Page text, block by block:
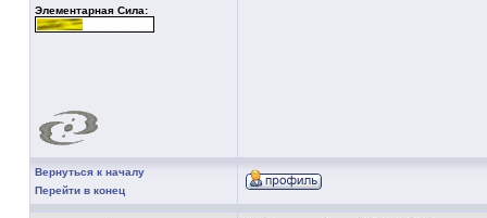
Элементарная Сила:
Вернуться к началу
Перейти в конец